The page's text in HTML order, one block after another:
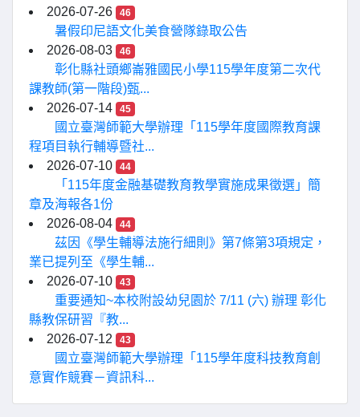
2026-07-26
46
暑假印尼語文化美食營隊錄取公告
2026-08-03
46
彰化縣社頭鄉崙雅國民小學115學年度第二次代
課教師(第一階段)甄...
2026-07-14
45
國立臺灣師範大學辦理「115學年度國際教育課
程項目執行輔導暨社...
2026-07-10
44
「115年度金融基礎教育教學實施成果徵選」簡
章及海報各1份
2026-08-04
44
茲因《學生輔導法施行細則》第7條第3項規定，
業已提列至《學生輔...
2026-07-10
43
重要通知~本校附設幼兒園於 7/11 (六) 辦理 彰化
縣教保研習『教...
2026-07-12
43
國立臺灣師範大學辦理「115學年度科技教育創
意實作競賽－資訊科...